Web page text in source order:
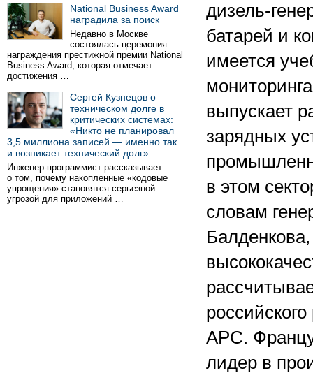
National Business Award
наградила за поиск
Недавно в Москве
состоялась церемония
награждения престижной премии National
Business Award, которая отмечает
достижения …
Сергей Кузнецов о
техническом долге в
критических системах:
«Никто не планировал
3,5 миллиона записей — именно так
и возникает технический долг»
Инженер-программист рассказывает
о том, почему накопленные «кодовые
упрощения» становятся серьезной
угрозой для приложений …
дизель-
батарей и
имеется
выпускает
зарядных
в этом
словам
APC.
лидер в